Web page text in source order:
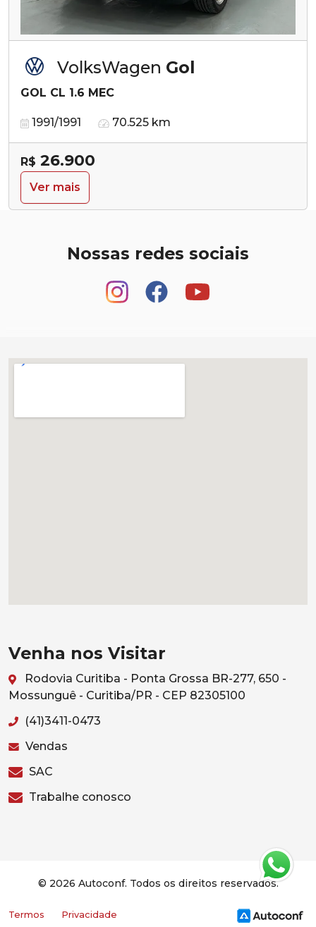
VolksWagen Gol
GOL CL 1.6 MEC
1991/1991 70.525 km
R$ 26.900
Ver mais
Nossas redes sociais
Venha nos Visitar
Rodovia Curitiba - Ponta Grossa BR-277, 650 -
Mossunguê - Curitiba/PR - CEP 82305100
(41)3411-0473
Vendas
SAC
Trabalhe conosco
© 2026 Autoconf. Todos os direitos reservados.
Termos Privacidade